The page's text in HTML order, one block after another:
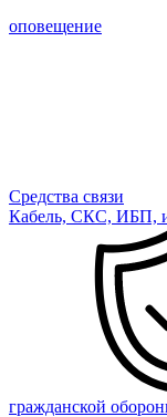
оповещение
Средства связи
Кабель, СКС, ИБП,
гражданской